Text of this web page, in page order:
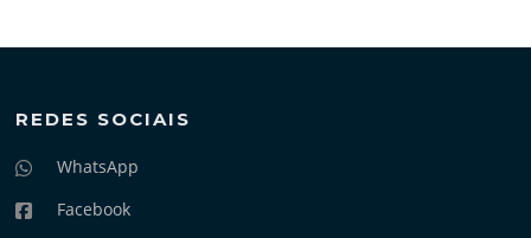
REDES SOCIAIS
WhatsApp
Facebook